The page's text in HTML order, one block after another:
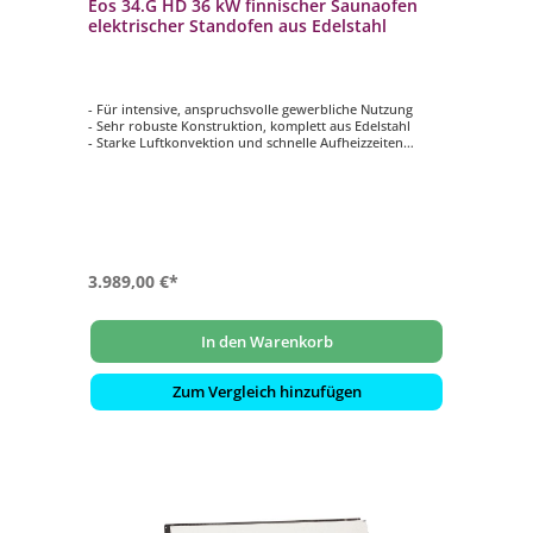
Eos 34.G HD 36 kW finnischer Saunaofen
elektrischer Standofen aus Edelstahl
- Für intensive, anspruchsvolle gewerbliche Nutzung
- Sehr robuste Konstruktion, komplett aus Edelstahl
- Starke Luftkonvektion und schnelle Aufheizzeiten
3.989,00 €*
In den Warenkorb
Zum Vergleich hinzufügen